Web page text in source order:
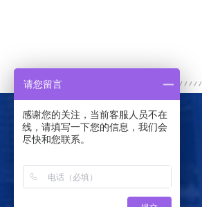
请您留言
感谢您的关注，当前客服人员不在
线，请填写一下您的信息，我们会
尽快和您联系。